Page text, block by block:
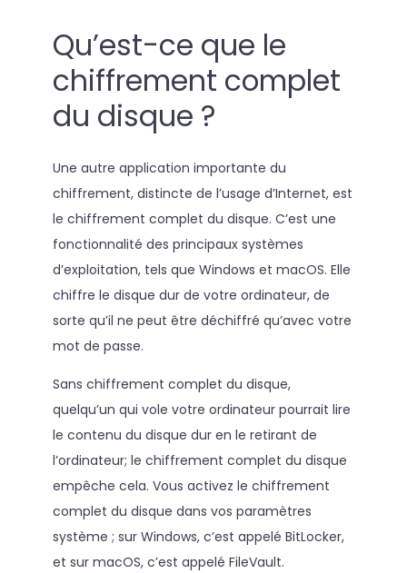
Qu’est-ce que le
chiffrement complet
du disque ?
Une autre application importante du
chiffrement, distincte de l’usage d’Internet, est
le chiffrement complet du disque. C’est une
fonctionnalité des principaux systèmes
d’exploitation, tels que Windows et macOS. Elle
chiffre le disque dur de votre ordinateur, de
sorte qu’il ne peut être déchiffré qu’avec votre
mot de passe.
Sans chiffrement complet du disque,
quelqu’un qui vole votre ordinateur pourrait lire
le contenu du disque dur en le retirant de
l’ordinateur; le chiffrement complet du disque
empêche cela. Vous activez le chiffrement
complet du disque dans vos paramètres
système ; sur Windows, c’est appelé BitLocker,
et sur macOS, c’est appelé FileVault.